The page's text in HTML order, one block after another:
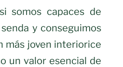
somos capaces de
y conseguimos
más joven interiorice
un valor esencial de